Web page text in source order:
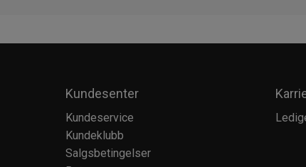
Kundesenter
Kundeservice
Kundeklubb
Salgsbetingelser